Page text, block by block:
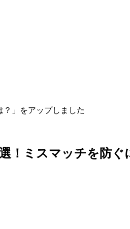
」をアップしました
！ミスマッチを防